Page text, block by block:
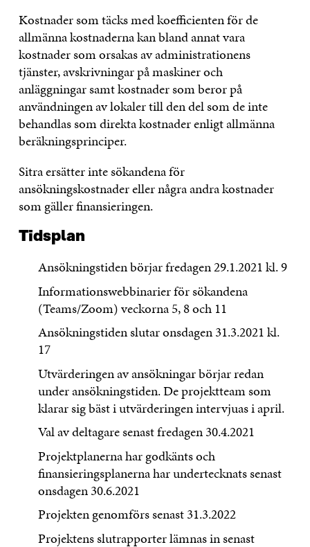
Kostnader som täcks med koefficienten för de
allmänna kostnaderna kan bland annat vara
kostnader som orsakas av administrationens
tjänster, avskrivningar på maskiner och
anläggningar samt kostnader som beror på
användningen av lokaler till den del som de inte
behandlas som direkta kostnader enligt allmänna
beräkningsprinciper.
Sitra ersätter inte sökandena för
ansökningskostnader eller några andra kostnader
som gäller finansieringen.
Tidsplan
Ansökningstiden börjar fredagen 29.1.2021 kl. 9
Informationswebbinarier för sökandena
(Teams/Zoom) veckorna 5, 8 och 11
Ansökningstiden slutar onsdagen 31.3.2021 kl.
17
Utvärderingen av ansökningar börjar redan
under ansökningstiden. De projektteam som
klarar sig bäst i utvärderingen intervjuas i april.
Val av deltagare senast fredagen 30.4.2021
Projektplanerna har godkänts och
finansieringsplanerna har undertecknats senast
onsdagen 30.6.2021
Projekten genomförs senast 31.3.2022
Projektens slutrapporter lämnas in senast